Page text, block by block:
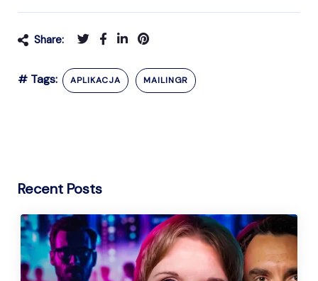
Share:
# Tags: APLIKACJA MAILINGR
Recent Posts